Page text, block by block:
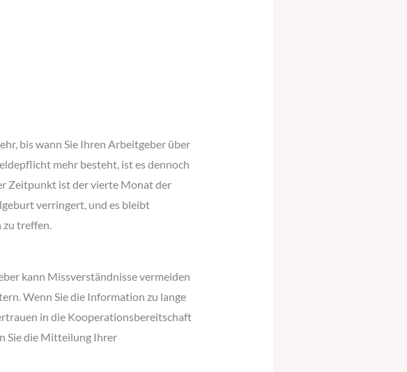
bis wann Sie Ihren Arbeitgeber über
mehr besteht, ist es dennoch
Zeitpunkt ist der vierte Monat der
verringert, und es bleibt
treffen.
kann Missverständnisse vermeiden
Wenn Sie die Information zu lange
in die Kooperationsbereitschaft
Sie die Mitteilung Ihrer